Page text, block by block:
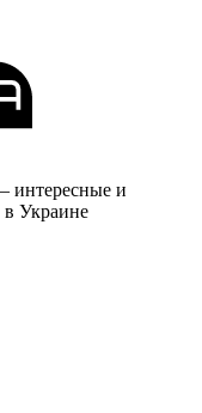
интересные и
Украине